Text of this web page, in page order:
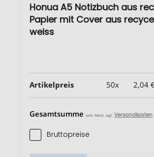
Honua A5 Notizbuch aus
Papier mit Cover aus
weiss
Artikelpreis 50x 2,04
Gesamtsumme exkl. MwSt. zzgl. Versandkosten
Bruttopreise